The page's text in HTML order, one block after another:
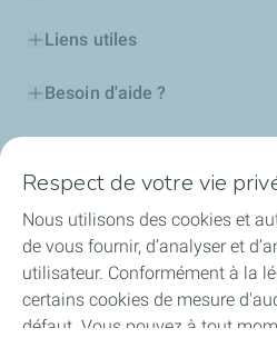
Liens utiles
Besoin d'aide ?
Certificats d'économies
Nos partenaires
Collaborer avec
Respect de votre vie
Nous utilisons des cookies et
de vous fournir, d’analyser et
utilisateur. Conformément à la
certains cookies de mesure
défaut. Vous pouvez à tout